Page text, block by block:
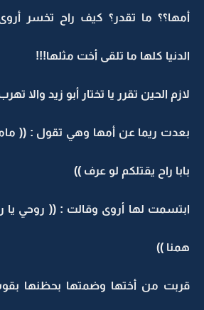
أمها؟؟ ما تقدر؟ كيف راح تخسر
الدنيا كلها ما تلقى أخت مثلها!!!
لازم الحين تقرر يا تختار أبو زيد والا
بعدت ريما عن أمها وهي تقول : ((
بابا راح يقتلكم لو عرف ))
ابتسمت لها أروى وقالت : (( روحي يا
همنا ))
قربت من أختها وضمتها بحظنها